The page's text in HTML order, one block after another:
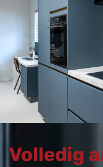
Volledig